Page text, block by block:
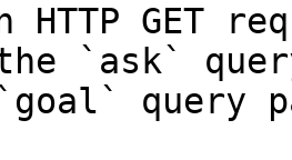
HTTP GET
`ask`
query